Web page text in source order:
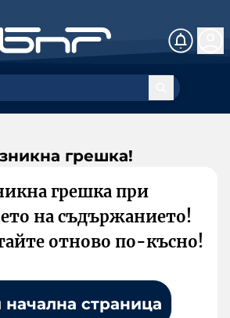
грешка!
грешка при
на съдържанието!
отново по-късно!
страница